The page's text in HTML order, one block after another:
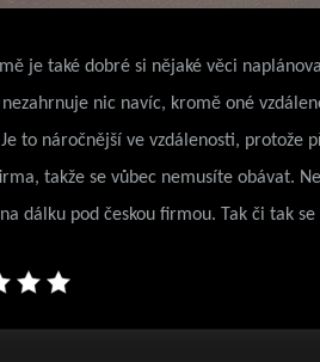
je také dobré si nějaké věci
nic navíc, kromě oné
to náročnější ve vzdálenosti, protože
takže se vůbec nemusíte obávat.
dálku pod českou firmou. Tak či tak